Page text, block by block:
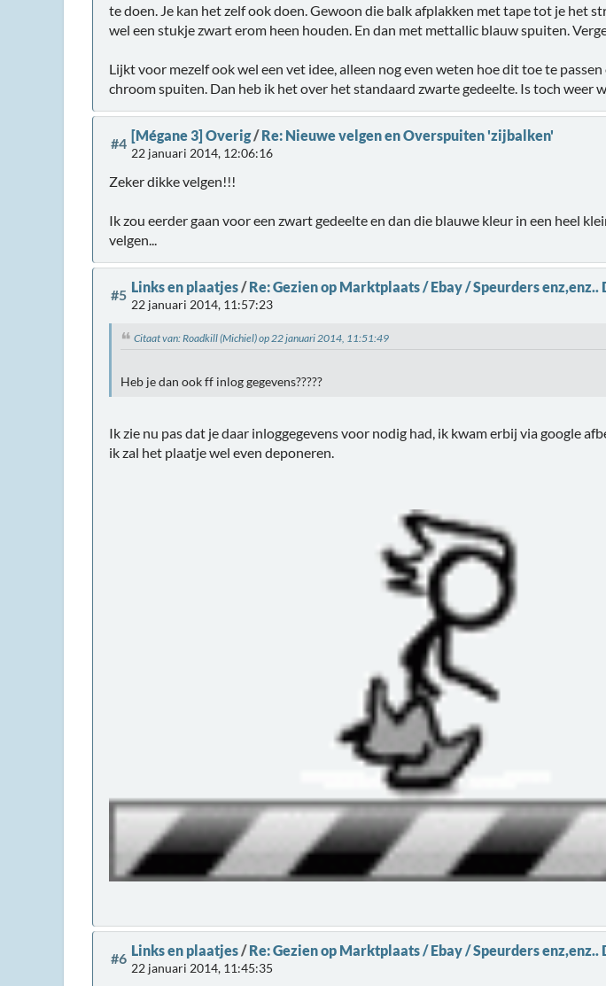
te doen. Je kan het zelf ook doen. Gewoon die balk afplakken met tape tot je
wel een stukje zwart erom heen houden. En dan met mettallic blauw spuiten.
Lijkt voor mezelf ook wel een vet idee, alleen nog even weten hoe dit toe te
chroom spuiten. Dan heb ik het over het standaard zwarte gedeelte. Is toch weer
#4 [Mégane 3] Overig/Re: Nieuwe velgen en Overspuiten 'zijbalken'
22 januari 2014, 12:06:16
Zeker dikke velgen!!!
Ik zou eerder gaan voor een zwart gedeelte en dan die blauwe kleur in een heel
velgen...
#5 Links en plaatjes/Re: Gezien op Marktplaats / Ebay / Speurders enz,enz..
22 januari 2014, 11:57:23
Citaat van: Roadkill (Michiel) op 22 januari 2014, 11:51:49
Heb je dan ook ff inlog gegevens?????
Ik zie nu pas dat je daar inloggegevens voor nodig had, ik kwam erbij via google
ik zal het plaatje wel even deponeren.
#6 Links en plaatjes/Re: Gezien op Marktplaats / Ebay / Speurders enz,enz..
22 januari 2014, 11:45:35